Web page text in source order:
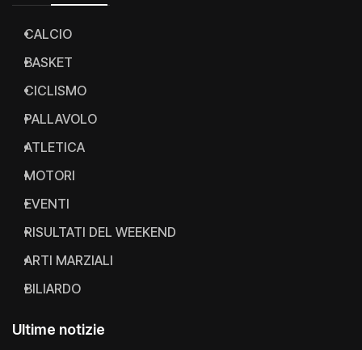
CALCIO
BASKET
CICLISMO
PALLAVOLO
ATLETICA
MOTORI
EVENTI
RISULTATI DEL WEEKEND
ARTI MARZIALI
BILIARDO
Ultime notizie